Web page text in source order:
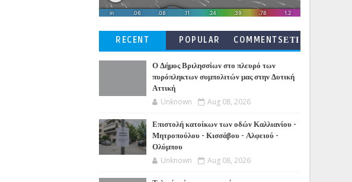
RECENT POPULAR
COMMENTSΕΤΙ
Ο Δήμος Βριλησσίων στο πλευρό των
πυρόπληκτων συμπολιτών μας στην Δυτική
Αττική
Unknown Aug 08, 2026
Επιστολή κατοίκων των οδών Καλλιανίου -
Μητροπούλου - Κισσάβου - Αλφειού -
Ολύμπου
Unknown Aug 08, 2026